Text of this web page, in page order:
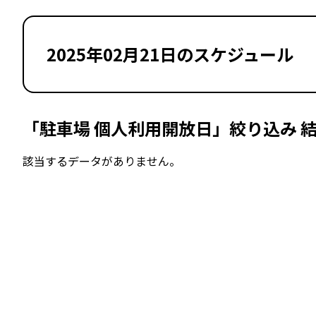
2025年02月21日のスケジュール
「駐車場 個人利用開放日」絞り込み
該当するデータがありません。